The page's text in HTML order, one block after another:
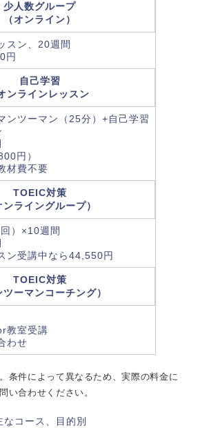
少人数グループ
（オンライン）
スン、20週間
円
自己学習
ンラインレッスン
ンツーマン（25分）+自己学習
円）
材費不要
TOEIC対策
ンライングループ）
）×10週間
ン受講中なら44,550円
TOEIC対策
ツーマンコーチング）
教室受講
わせ
条件によって異なるため、実際の料金に
い合わせください。
なコース、目的別